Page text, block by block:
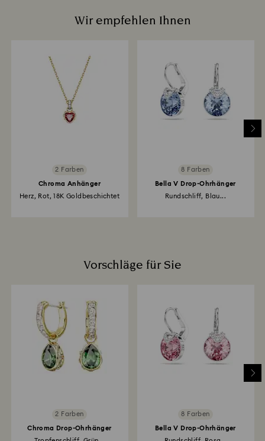
Wir empfehlen Ihnen
2 Farben
Chroma Anhänger
Herz, Rot, 18K Goldbeschichtet
8 Farben
Bella V Drop-Ohrhänger
Rundschliff, Blau...
Vorschläge für Sie
2 Farben
Chroma Drop-Ohrhänger
8 Farben
Bella V Drop-Ohrhänger